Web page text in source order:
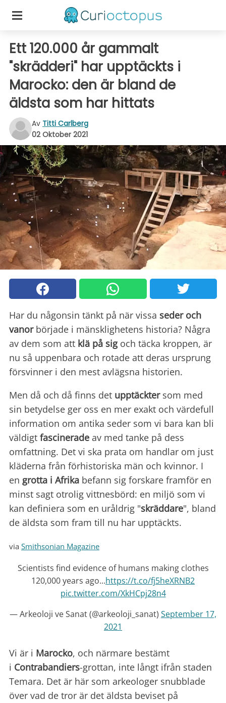
Ett 120.000 år gammalt
"skrädderi" har upptäckts i
Marocko: den är bland de
äldsta som har hittats
Av Titti Carlberg
02 Oktober 2021
Har du någonsin tänkt på när vissa seder och
vanorbörjade i mänsklighetens historia? Några
av dem som att klä på sigoch täcka kroppen, är
nu så uppenbara och rotade att deras ursprung
försvinner i den mest avlägsna historien.
Men då och då finns det upptäcktersom med
sin betydelse ger oss en mer exakt och värdefull
information om antika seder som vi bara kan bli
väldigt fascinerade av med tanke på dess
omfattning. Det vi ska prata om handlar om just
kläderna från förhistoriska män och kvinnor. I
en grotta i Afrika befann sig forskare framför en
minst sagt otrolig vittnesbörd: en miljö som vi
kan definiera som en uråldrig "skräddare", bland
de äldsta som fram till nu har upptäckts.
via Smithsonian Magazine
Scientists find evidence of humans making clothes
120,000 years ago...https://t.co/fj5heXRNB2
pic.twitter.com/XkHCpj28n4
— Arkeoloji ve Sanat (@arkeoloji_sanat) September 17,
2021
Vi är i Marocko, och närmare bestämt
i Contrabandiers-grottan, inte långt ifrån staden
Temara. Det är här som arkeologer snubblade
över vad de tror är det äldsta beviset på